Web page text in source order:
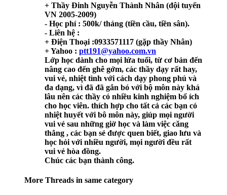
+ Thầy Đinh Nguyễn Thành Nhân (đội tuyển
VN 2005-2009)
- Học phí : 500k/ tháng (tiền cầu, tiền sân).
- Liên hệ :
+ Điện Thoại :0933571117 (gặp thầy Nhân)
+ Yahoo : ptt191@yahoo.com.vn
Lớp học dành cho mọi lứa tuổi, từ cơ bản đến
nâng cao đến ghê gớm, các thầy dạy rất hay,
vui vẻ, nhiệt tình với cách dạy phong phú và
đa dạng, vì đã đã gắn bó với bộ môn này khá
lâu nên các thầy có nhiều kinh nghiệm bổ ích
cho học viên. thích hợp cho tất cả các bạn có
nhiệt huyết với bô môn này, giúp mọi người
vui vẻ sau những giờ học và làm việc căng
thẳng , các bạn sẻ được quen biết, giao lưu và
học hỏi với nhiều người, mọi người đều rất
vui vẻ hòa đồng.
Chúc các bạn thành công.
More Threads in same category